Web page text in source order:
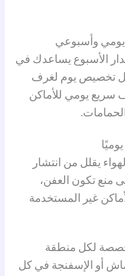
وأسبوعي
الأسبوع يساعدك في
تخصيص يوم لغرف
سريع يومي للأماكن
يقلل من انتشار
منع تكون العفن،
غير المستخدمة
لكل منطقة
أو الإسفنجة في كل